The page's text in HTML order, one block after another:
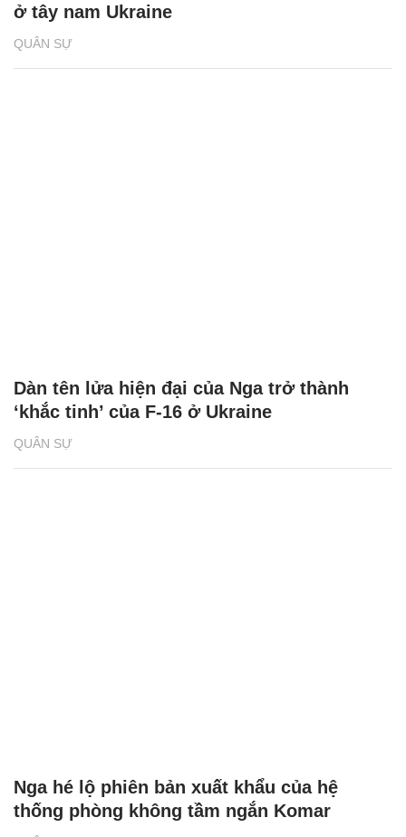
QUÂN SỰ
ở tây nam Ukraine
QUÂN SỰ
Dàn tên lửa hiện đại của Nga trở thành
‘khắc tinh’ của F-16 ở Ukraine
Nga hé lộ phiên bản xuất khẩu của hệ
thống phòng không tầm ngắn Komar